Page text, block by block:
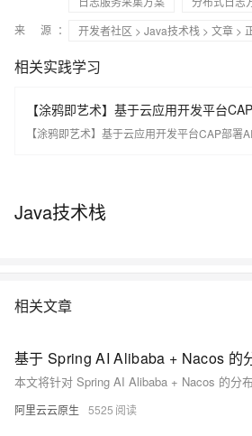
来 源：
开发者社区 > Java技术栈 > 文章 >
相关实践学习
【涂鸦即艺术】基于云应用开发平台
【涂鸦即艺术】基于云应用开发平台CAP部署
Java技术栈
相关文章
阿里云云原生 5525